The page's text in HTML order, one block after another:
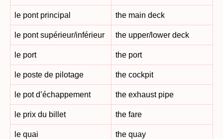
le pont principal the main deck
le pont supérieur/inférieur the upper/lower deck
le port the port
le poste de pilotage the cockpit
le pot d’échappement the exhaust pipe
le prix du billet the fare
le quai the quay